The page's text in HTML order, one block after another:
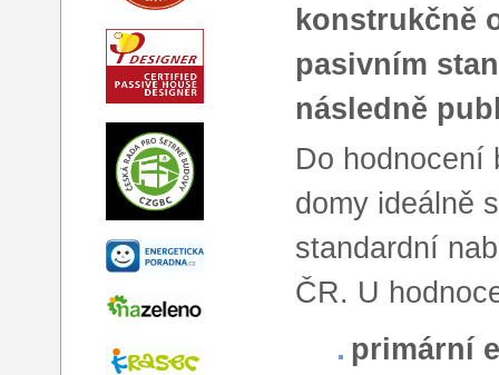
konstrukčně
pasivním
následně
Do hodnocení
domy ideálně
standardní
ČR. U
primární